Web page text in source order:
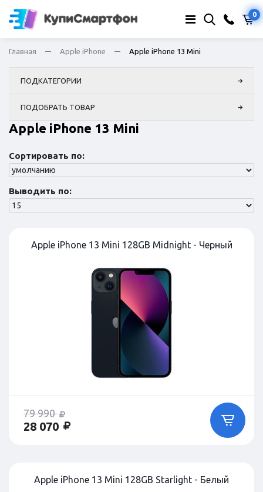
0
Главная Apple iPhone Apple iPhone 13 Mini
ПОДКАТЕГОРИИ
ПОДОБРАТЬ ТОВАР
Apple iPhone 13 Mini
Сортировать по:
Выводить по:
Apple iPhone 13 Mini 128GB Midnight - Черный
79 990
28 070
Apple iPhone 13 Mini 128GB Starlight - Белый